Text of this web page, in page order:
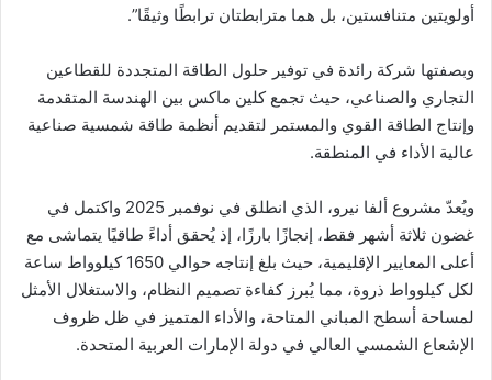
أولويتين متنافستين، بل هما مترابطتان ترابطًا وثيقًا”.
وبصفتها شركة رائدة في توفير حلول الطاقة المتجددة للقطاعين
التجاري والصناعي، حيث تجمع كلين ماكس بين الهندسة المتقدمة
وإنتاج الطاقة القوي والمستمر لتقديم أنظمة طاقة شمسية صناعية
عالية الأداء في المنطقة.
ويُعدّ مشروع ألفا نيرو، الذي انطلق في نوفمبر 2025 واكتمل في
غضون ثلاثة أشهر فقط، إنجازًا بارزًا، إذ يُحقق أداءً طاقيًا يتماشى مع
أعلى المعايير الإقليمية، حيث بلغ إنتاجه حوالي 1650 كيلوواط ساعة
لكل كيلوواط ذروة، مما يُبرز كفاءة تصميم النظام، والاستغلال الأمثل
لمساحة أسطح المباني المتاحة، والأداء المتميز في ظل ظروف
الإشعاع الشمسي العالي في دولة الإمارات العربية المتحدة.